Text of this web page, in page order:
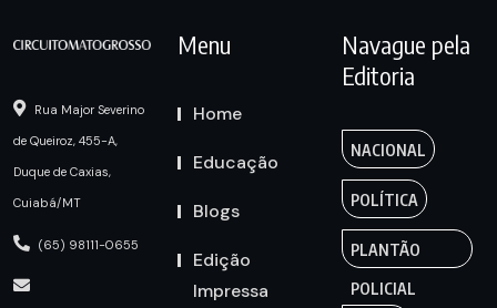
Rua Major Severino
de Queiroz, 455-A,
Duque de Caxias,
Cuiabá/MT
(65) 98111-0655
Menu
Home
Educação
Blogs
Edição
Impressa
Navague pela
Editoria
NACIONAL
POLÍTICA
PLANTÃO
POLICIAL